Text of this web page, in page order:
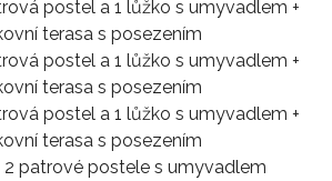
postel a 1 lůžko s umyvadlem +
terasa s posezením
postel a 1 lůžko s umyvadlem +
terasa s posezením
postel a 1 lůžko s umyvadlem +
terasa s posezením
2 patrové postele s umyvadlem